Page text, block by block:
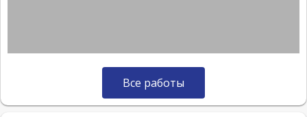
Все работы